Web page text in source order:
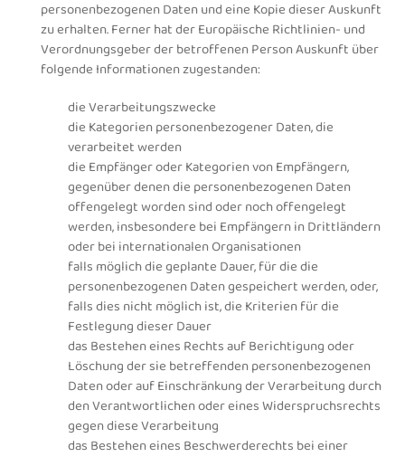
personenbezogenen Daten und eine Kopie dieser Auskunft
zu erhalten. Ferner hat der Europäische Richtlinien- und
Verordnungsgeber der betroffenen Person Auskunft über
folgende Informationen zugestanden:
die Verarbeitungszwecke
die Kategorien personenbezogener Daten, die
verarbeitet werden
die Empfänger oder Kategorien von Empfängern,
gegenüber denen die personenbezogenen Daten
offengelegt worden sind oder noch offengelegt
werden, insbesondere bei Empfängern in Drittländern
oder bei internationalen Organisationen
falls möglich die geplante Dauer, für die die
personenbezogenen Daten gespeichert werden, oder,
falls dies nicht möglich ist, die Kriterien für die
Festlegung dieser Dauer
das Bestehen eines Rechts auf Berichtigung oder
Löschung der sie betreffenden personenbezogenen
Daten oder auf Einschränkung der Verarbeitung durch
den Verantwortlichen oder eines Widerspruchsrechts
gegen diese Verarbeitung
das Bestehen eines Beschwerderechts bei einer